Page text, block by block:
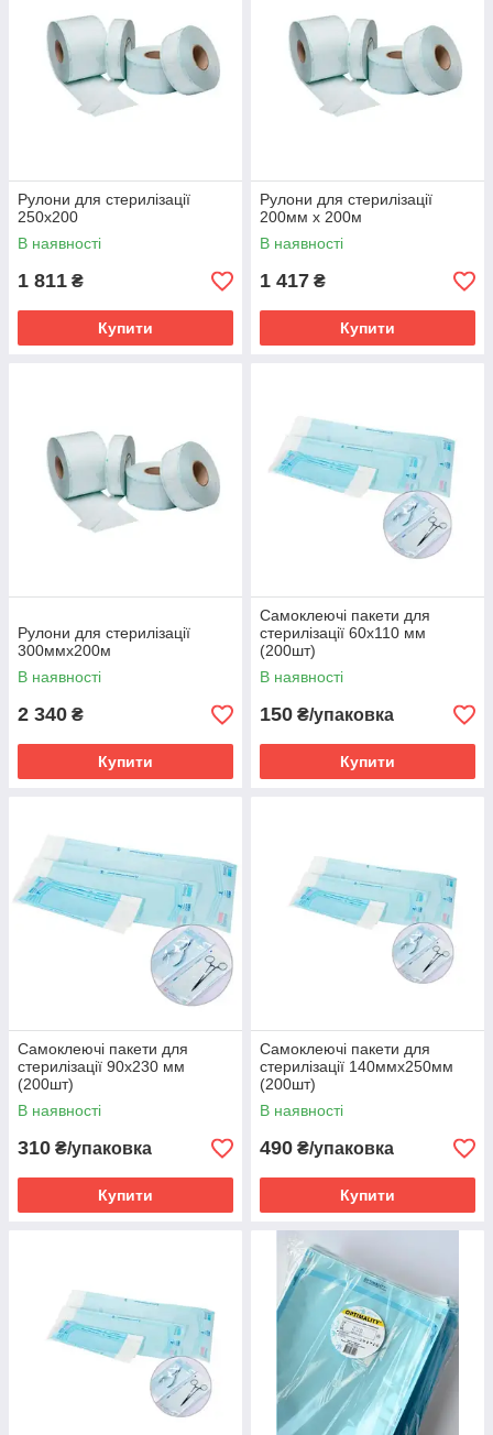
Рулони для стерилізації
250х200
В наявності
1 811 ₴
Купити
Рулони для стерилізації
200мм х 200м
В наявності
1 417 ₴
Купити
Рулони для стерилізації
300ммх200м
В наявності
2 340 ₴
Купити
Самоклеючі пакети для
стерилізації 60х110 мм
(200шт)
В наявності
150 ₴/упаковка
Купити
Самоклеючі пакети для
стерилізації 90х230 мм
(200шт)
В наявності
310 ₴/упаковка
Купити
Самоклеючі пакети для
стерилізації 140ммх250мм
(200шт)
В наявності
490 ₴/упаковка
Купити